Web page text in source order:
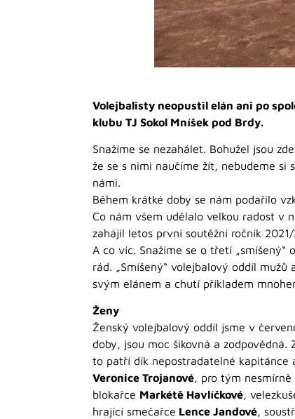
Volejbalisty neopustil elán ani po
klubu TJ Sokol Mníšek pod Brdy.
Snažíme se nezahálet. Bohužel jsou
že se s nimi naučíme žít, nebudeme si
námi.
Během krátké doby se nám podařilo
Co nám všem udělalo velkou radost v
zahájil letos první soutěžní ročník
A co víc. Snažíme se o třetí „smíšený“
rád. „Smíšený“ volejbalový oddíl
svým elánem a chutí příkladem
Ženy
Ženský volejbalový oddíl jsme v
doby, jsou moc šikovná a
to patří dík nepostradatelné kapitánce
Veronice Trojanové, pro tým
blokařce Markétě Havlíčkové,
hrající smečařce Lence Jandové,